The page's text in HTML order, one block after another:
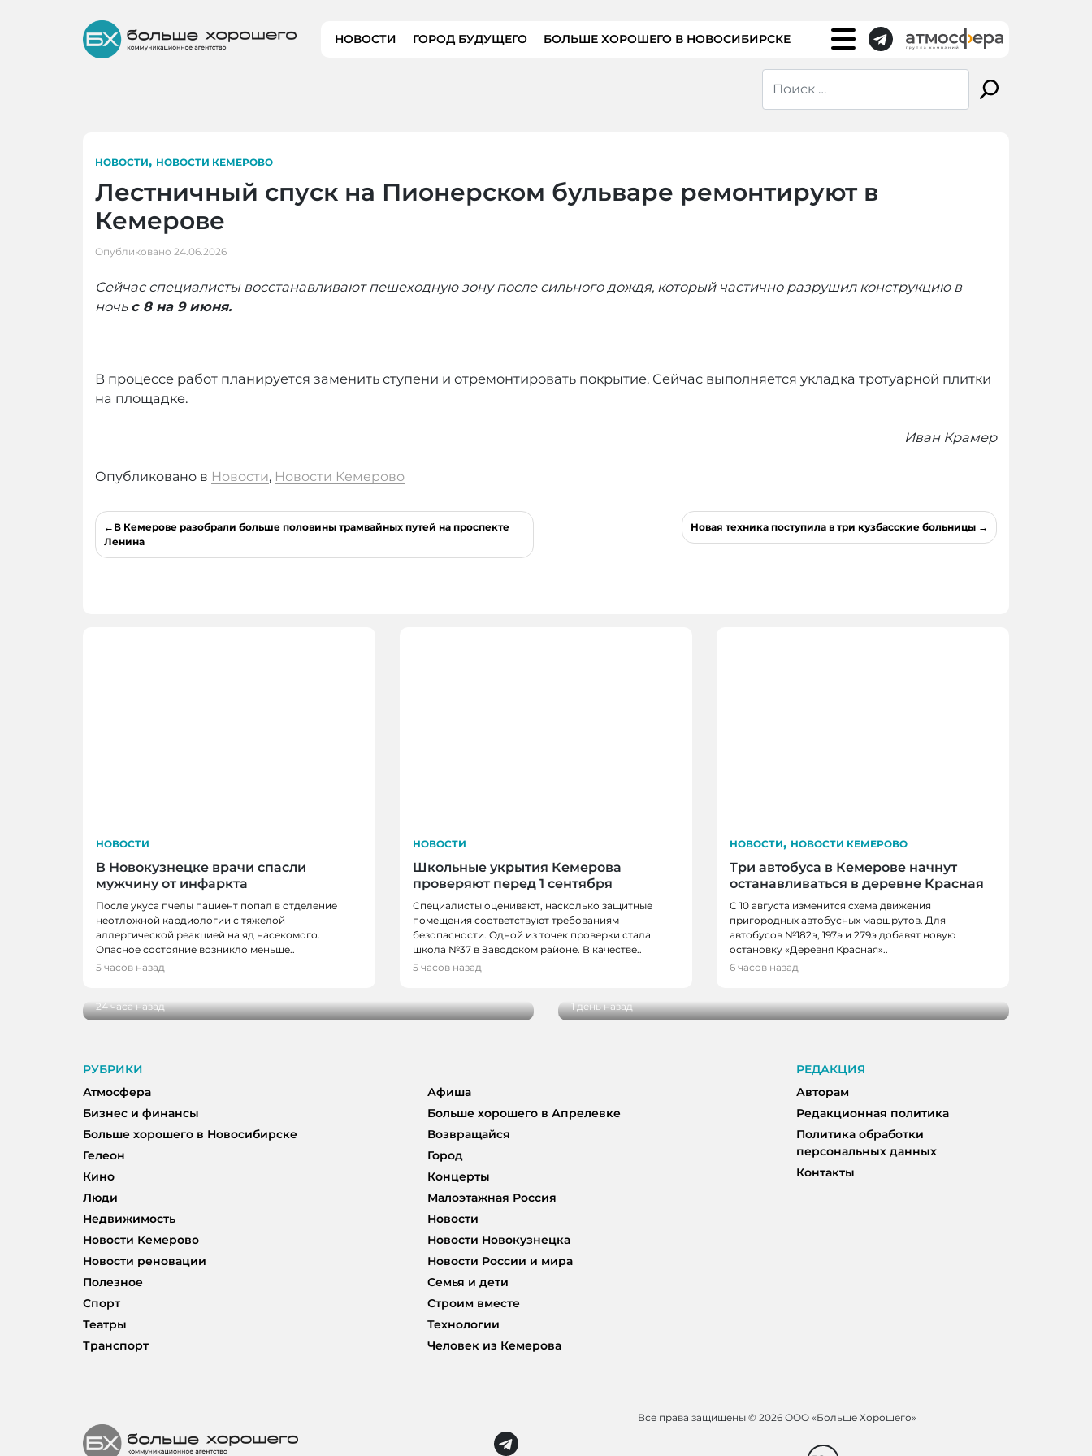
НОВОСТИ ГОРОД БУДУЩЕГО БОЛЬШЕ ХОРОШЕГО В НОВОСИБИРСКЕ
НОВОСТИ, НОВОСТИ КЕМЕРОВО
Лестничный спуск на Пионерском бульваре ремонтируют в
Кемерове
Опубликовано 24.06.2026
Сейчас специалисты восстанавливают пешеходную зону после сильного дождя, который частично разрушил конструкцию в
ночь с 8 на 9 июня.
В процессе работ планируется заменить ступени и отремонтировать покрытие. Сейчас выполняется укладка тротуарной плитки
на площадке.
Иван Крамер
Опубликовано в Новости, Новости Кемерово
Навигация
по
В Кемерове разобрали больше половины трамвайных путей на проспекте
Ленина
Новая техника поступила в три кузбасские больницы
НОВОСТИ
В Новокузнецке врачи спасли
мужчину от инфаркта
После укуса пчелы пациент попал в отделение
неотложной кардиологии с тяжелой
аллергической реакцией на яд насекомого.
Опасное состояние возникло меньше..
5 часов назад
НОВОСТИ
Школьные укрытия Кемерова
проверяют перед 1 сентября
Специалисты оценивают, насколько защитные
помещения соответствуют требованиям
безопасности. Одной из точек проверки стала
школа №37 в Заводском районе. В качестве..
5 часов назад
НОВОСТИ, НОВОСТИ КЕМЕРОВО
Три автобуса в Кемерове начнут
останавливаться в деревне Красная
С 10 августа изменится схема движения
пригородных автобусных маршрутов. Для
автобусов №182э, 197э и 279э добавят новую
остановку «Деревня Красная»..
6 часов назад
НОВОСТИ
В Кузбассе наградили лучших тренеров, спортсменов и
24 часа назад
НОВОСТИ, НОВОСТИ КЕМЕРОВО
В Кемерове более 280 школьников получили помощь перед
1 день назад
РУБРИКИ
Атмосфера
Афиша
Бизнес и финансы
Больше хорошего в Апрелевке
Больше хорошего в Новосибирске
Возвращайся
Гелеон
Город
Кино
Концерты
Люди
Малоэтажная Россия
Недвижимость
Новости
Новости Кемерово
Новости Новокузнецка
Новости реновации
Новости России и мира
Полезное
Семья и дети
Спорт
Строим вместе
Театры
Технологии
Транспорт
Человек из Кемерова
РЕДАКЦИЯ
Авторам
Редакционная политика
Политика обработки
персональных данных
Контакты
Все права защищены © 2026 ООО «Больше Хорошего»